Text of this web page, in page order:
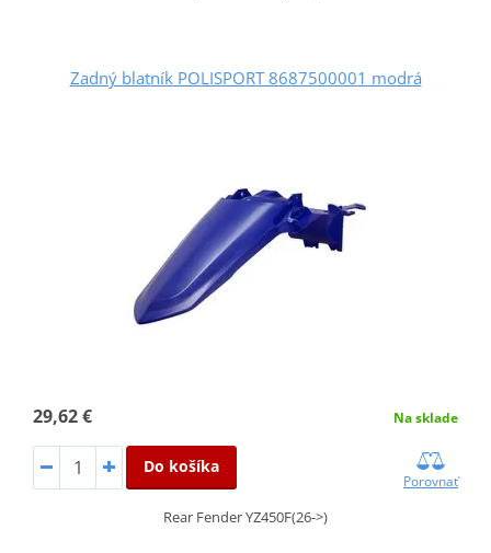
Zadný blatník POLISPORT 8687500001 modrá
29,62 € Na sklade
Do košíka
Porovnať
Rear Fender YZ450F(26->)